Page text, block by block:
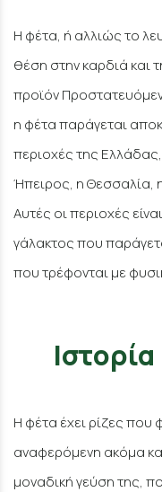
Η φέτα, ή αλλιώς το
θέση στην καρδιά και
προϊόν
η φέτα παράγεται
περιοχές της
Ήπειρος, η Θεσσαλία,
Αυτές οι περιοχές
γάλακτος που
που τρέφονται με
Η φέτα έχει ρίζες που
αναφερόμενη ακόμα
μοναδική γεύση της,